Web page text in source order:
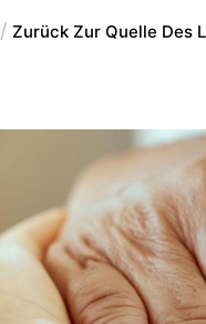
Zurück Zur Quelle Des